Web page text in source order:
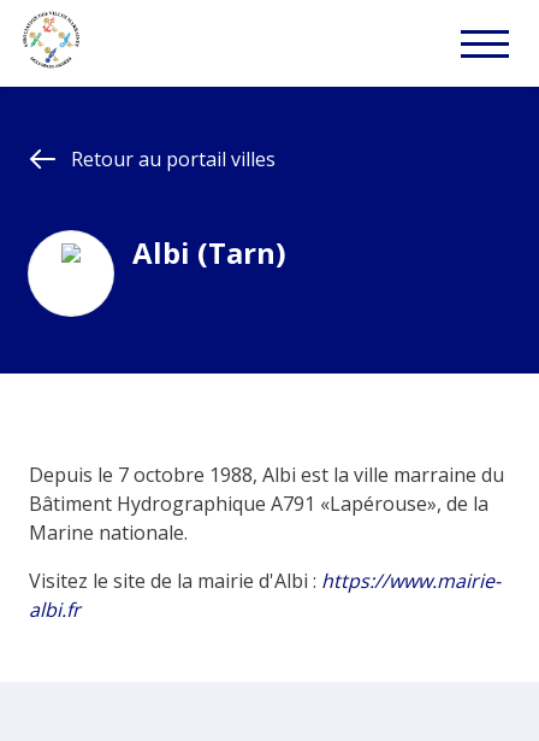
Retour au portail villes
Albi (Tarn)
Depuis le 7 octobre 1988, Albi est la ville marraine du
Bâtiment Hydrographique A791 «Lapérouse», de la
Marine nationale.
Visitez le site de la mairie d'Albi : https://www.mairie-
albi.fr